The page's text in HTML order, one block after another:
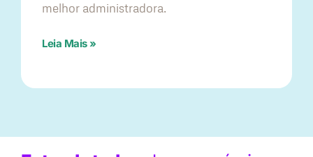
melhor administradora.
Leia Mais »